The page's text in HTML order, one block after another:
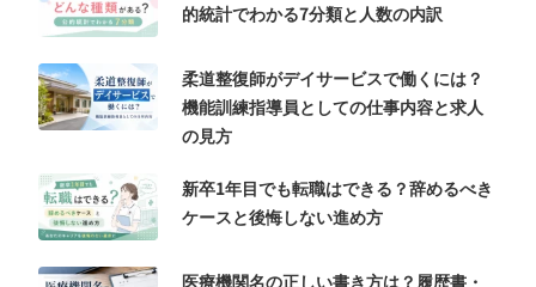
的統計でわかる7分類と人数の内訳
柔道整復師がデイサービスで働くには？
機能訓練指導員としての仕事内容と求人
の見方
新卒1年目でも転職はできる？辞めるべき
ケースと後悔しない進め方
医療機関名の正しい書き方は？履歴書・